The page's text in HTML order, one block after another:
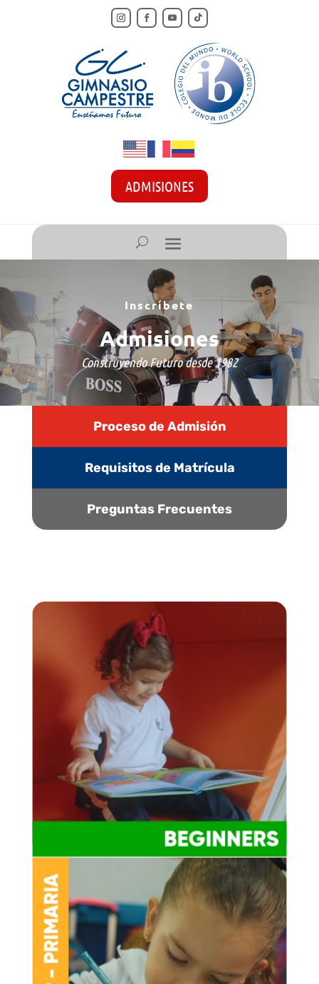
ADMISIONES
Inscríbete
Admisiones
Construyendo Futuro desde 1982
Proceso de Admisión
Requisitos de Matrícula
Preguntas Frecuentes